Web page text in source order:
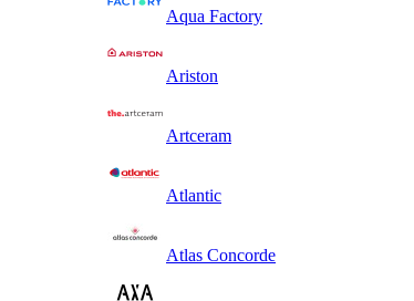
Aqua Factory
Ariston
Artceram
Atlantic
Atlas Concorde